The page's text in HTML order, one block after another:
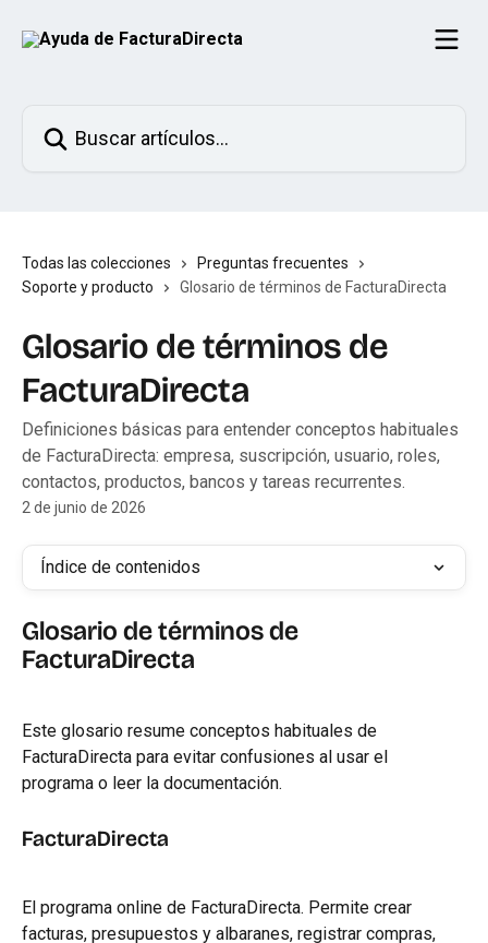
Todas las colecciones
Preguntas frecuentes
Soporte y producto
Glosario de términos de FacturaDirecta
Glosario de términos de
FacturaDirecta
Definiciones básicas para entender conceptos habituales
de FacturaDirecta: empresa, suscripción, usuario, roles,
contactos, productos, bancos y tareas recurrentes.
2 de junio de 2026
Índice de contenidos
Glosario de términos de
FacturaDirecta
Este glosario resume conceptos habituales de
FacturaDirecta para evitar confusiones al usar el
programa o leer la documentación.
FacturaDirecta
El programa online de FacturaDirecta. Permite crear
facturas, presupuestos y albaranes, registrar compras,